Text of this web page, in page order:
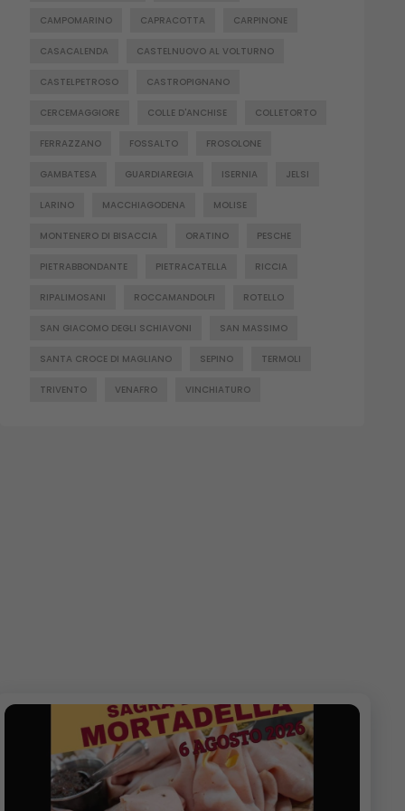
CAMPOMARINO CAPRACOTTA CARPINONE
CASACALENDA CASTELNUOVO AL VOLTURNO
CASTELPETROSO CASTROPIGNANO
CERCEMAGGIORE COLLE D'ANCHISE COLLETORTO
FERRAZZANO FOSSALTO FROSOLONE
GAMBATESA GUARDIAREGIA ISERNIA JELSI
LARINO MACCHIAGODENA MOLISE
MONTENERO DI BISACCIA ORATINO PESCHE
PIETRABBONDANTE PIETRACATELLA RICCIA
RIPALIMOSANI ROCCAMANDOLFI ROTELLO
SAN GIACOMO DEGLI SCHIAVONI SAN MASSIMO
SANTA CROCE DI MAGLIANO SEPINO TERMOLI
TRIVENTO VENAFRO VINCHIATURO